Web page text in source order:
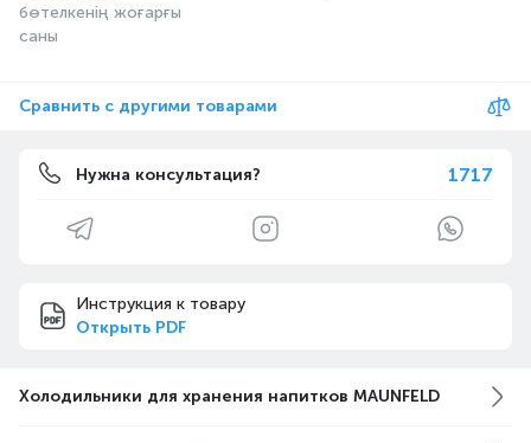
бөтелкенің жоғарғы
саны
Сравнить с другими товарами
Нужна консультация? 1717
Инструкция к товару
Открыть PDF
Холодильники для хранения напитков MAUNFELD